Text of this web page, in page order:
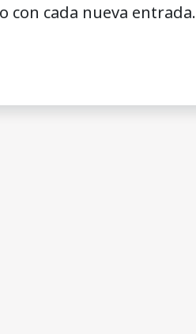
con cada nueva entrada.